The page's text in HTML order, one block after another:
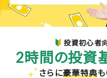
投資初心者
2時間の投資
さらに豪華特典も
ホーム>お知らせ・メディア実績>
ケート」について各メディアに掲載いた